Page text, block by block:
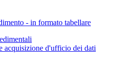
- in formato tabellare
acquisizione d'ufficio dei dati